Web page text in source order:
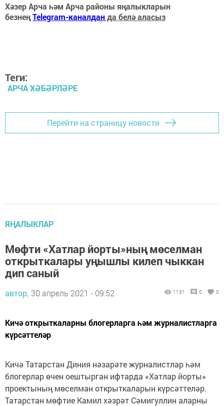
Хәзер Арча һәм Арча районы яңалыкларын
безнеңTelegram-каналданда белә аласыз
Теги:
АРЧА ХӘБӘРЛӘРЕ
Перейти на страницу новости
ЯҢАЛЫКЛАР
Мөфти «Хатлар йорты»ның мөселман
открыткалары уңышлы килеп чыккан
дип саный
автор, 30 апрель 2021 - 09:52 1131 0 0
Кичә открыткаларны блогерларга һәм журналистларга
күрсәттеләр
Кичә Татарстан Диния нәзарәте журналистлар һәм
блогерлар өчен оештырган ифтарда «Хатлар йорты»
проектының мөселман открыткаларын күрсәттеләр.
Татарстан мөфтие Камил хәзрәт Сәмигуллин аларны